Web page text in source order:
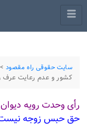
سایت حقوقی راه مقصود >
کشور و عدم رعایت
رأی وحدت رویه
حق حبس زوجه